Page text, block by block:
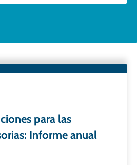
para las
Informe anual